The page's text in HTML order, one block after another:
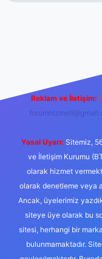
Reklam ve İletişim:
Yasal Uyarı: Sitemiz,
ve İletişim Kurumu
olarak hizmet
olarak denetleme veya
Ancak, üyelerimiz
siteye üye olarak bu
sitesi, herhangi bir
bulunmamaktadır.